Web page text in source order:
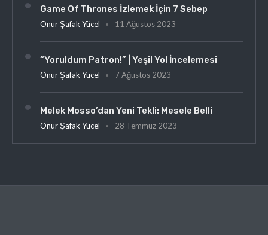
Game Of Thrones İzlemek İçin 7 Sebep
Onur Şafak Yücel 11 Ağustos 2023
“Yoruldum Patron!” | Yeşil Yol İncelemesi
Onur Şafak Yücel 7 Ağustos 2023
Melek Mosso’dan Yeni Tekli: Mesele Belli
Onur Şafak Yücel 28 Temmuz 2023